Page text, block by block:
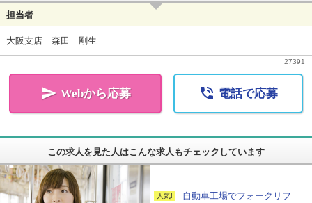
担当者
大阪支店 森田 剛生
27391
 Webから応募  電話で応募
この求人を見た人はこんな求人もチェックしています
自動車工場でフォークリフ